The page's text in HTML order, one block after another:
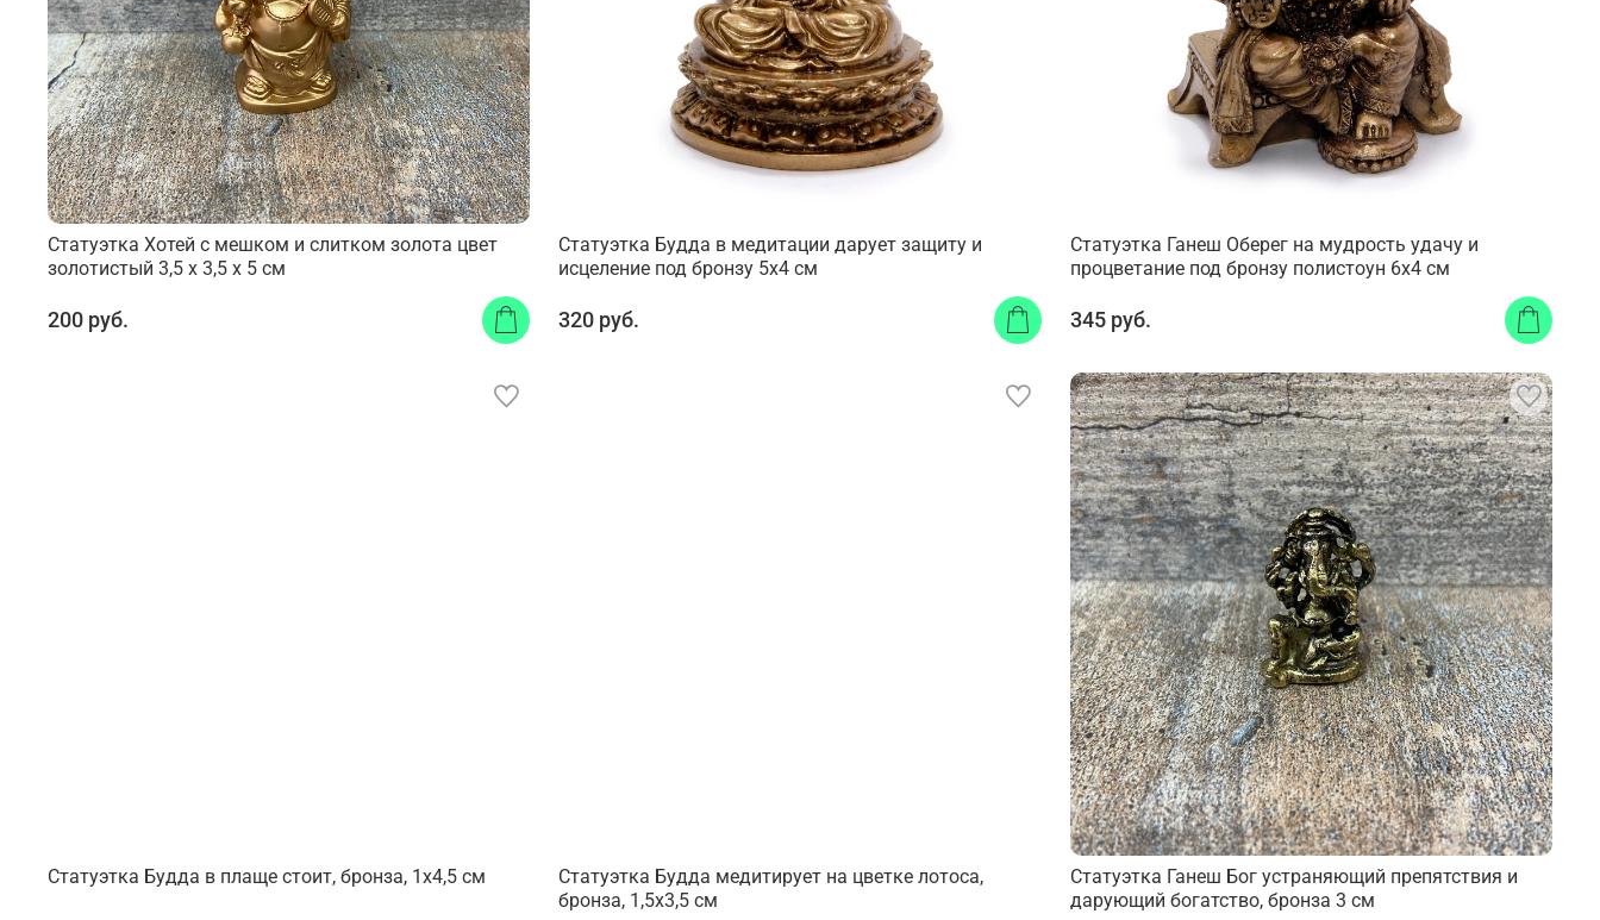
Статуэтка Хотей с мешком и слитком золота цвет
золотистый 3,5 х 3,5 х 5 см
200 руб.
Статуэтка Будда в медитации дарует защиту и
исцеление под бронзу 5x4 см
320 руб.
Статуэтка Ганеш Оберег на мудрость удачу и
процветание под бронзу полистоун 6x4 см
345 руб.
Статуэтка Будда в плаще стоит, бронза, 1x4,5 см
Статуэтка Будда медитирует на цветке лотоса,
бронза, 1,5x3,5 см
Статуэтка Ганеш Бог устраняющий препятствия и
дарующий богатство, бронза 3 см